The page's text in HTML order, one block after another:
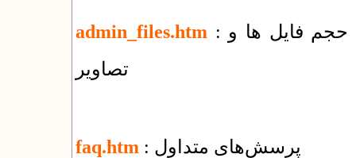
admin_files.htm : راهنمای مدیریت پوشه‌ها و فایل‌ها + کاهش حجم فایل ها و
تصاویر
faq.htm : پرسش‌های متداول